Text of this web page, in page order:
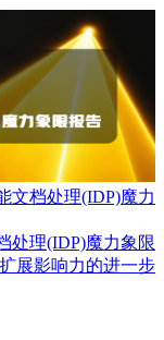
文档处理(IDP)魔力
处理(IDP)魔力象限
展影响力的进一步